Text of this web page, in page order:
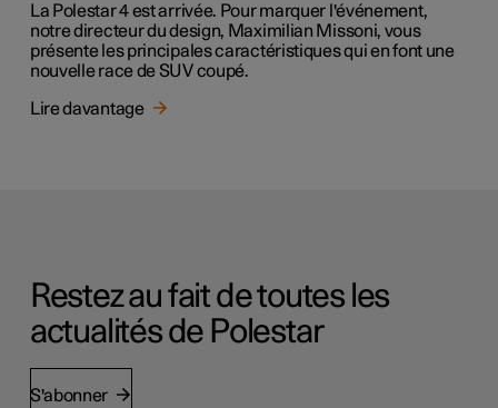
La Polestar 4 est arrivée. Pour marquer l'événement,
notre directeur du design, Maximilian Missoni, vous
présente les principales caractéristiques qui en font une
nouvelle race de SUV coupé.
Lire davantage
Restez au fait de toutes les
actualités de Polestar
S'abonner